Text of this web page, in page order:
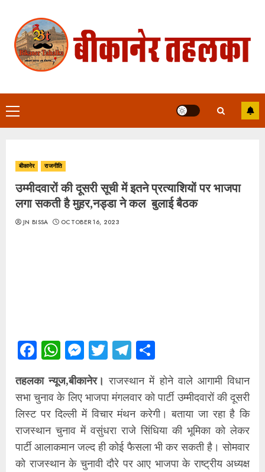
content
Primary
Menu
बीकानेर राजनीति
उम्मीदवारों की दूसरी सूची में इतने प्रत्याशियों पर भाजपा
लगा सकती है मुहर,नड्डा ने कल बुलाई बैठक
JN BISSA OCTOBER 16, 2023
Facebook
WhatsApp
Messenger
TwitterTelegram
तहलका न्यूज,बीकानेर। राजस्थान में होने वाले आगामी विधान
सभा चुनाव के लिए भाजपा मंगलवार को पार्टी उम्मीदवारों की दूसरी
लिस्ट पर दिल्ली में विचार मंथन करेगी। बताया जा रहा है कि
राजस्थान चुनाव में वसुंधरा राजे सिंधिया की भूमिका को लेकर
पार्टी आलाकमान जल्द ही कोई फैसला भी कर सकती है। सोमवार
को राजस्थान के चुनावी दौरे पर आए भाजपा के राष्ट्रीय अध्यक्ष